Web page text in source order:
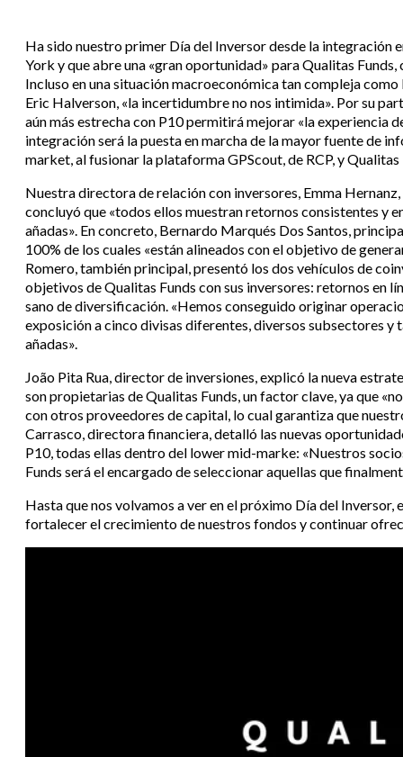
Ha sido nuestro primer Día del Inversor desde la integración
York y que abre una «gran oportunidad» para Qualitas
Incluso en una situación macroeconómica tan compleja
Eric Halverson, «la incertidumbre no nos intimida». Por su
aún más estrecha con P10 permitirá mejorar «la experiencia
integración será la puesta en marcha de la mayor fuente de
market, al fusionar la plataforma GPScout, de RCP, y
Nuestra directora de relación con inversores, Emma
concluyó que «todos ellos muestran retornos consistentes y
añadas». En concreto, Bernardo Marqués Dos Santos,
100% de los cuales «están alineados con el objetivo de
Romero, también principal, presentó los dos vehículos de
objetivos de Qualitas Funds con sus inversores: retornos en
sano de diversificación. «Hemos conseguido originar
exposición a cinco divisas diferentes, diversos subsectores y
añadas».
João Pita Rua, director de inversiones, explicó la nueva
son propietarias de Qualitas Funds, un factor clave, ya que
con otros proveedores de capital, lo cual garantiza que
Carrasco, directora financiera, detalló las nuevas
P10, todas ellas dentro del lower mid-marke: «Nuestros
Funds será el encargado de seleccionar aquellas que
Hasta que nos volvamos a ver en el próximo Día del
fortalecer el crecimiento de nuestros fondos y continuar